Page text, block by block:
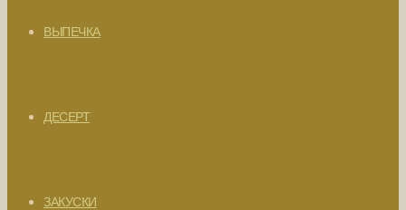
ВЫПЕЧКА
ДЕСЕРТ
ЗАКУСКИ